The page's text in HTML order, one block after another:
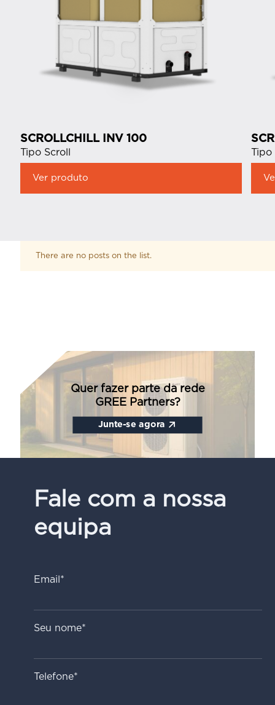
SCROLLCHILL INV 100
Tipo Scroll
Ver produto
Tipo
There are no posts on the list.
Junte-se agora
Quer fazer parte da rede
GREE Partners?
Fale com a nossa
equipa
Email*
Seu nome*
Telefone*